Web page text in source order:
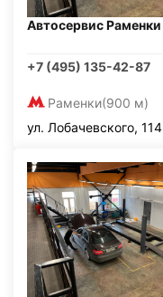
Автосервис Раменки
+7 (495) 135-42-87
Раменки(900 м)
ул. Лобачевского, 114